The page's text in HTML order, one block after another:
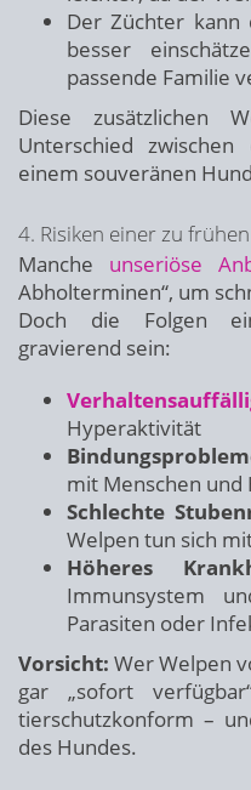
Der Züchter kann
besser
passende Familie
Diese zusätzlichen
Unterschied
einem souveränen
4. Risiken einer zu
Manche unseriöse
Abholterminen“, um
Doch die Folgen
gravierend sein:
Hyperaktivität
mit Menschen und
Schlechte
Welpen tun sich
Höheres
Immunsystem
Parasiten oder
Vorsicht: Wer Welpen
gar „sofort
tierschutzkonform –
des Hundes.